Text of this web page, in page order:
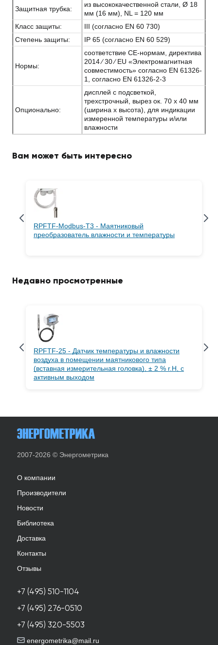
Защитная трубка:
из высококачественной стали, Ø 18
мм (16 мм), NL = 120 мм
Класс защиты:
III (согласно EN 60 730)
Степень защиты:
IP 65 (согласно EN 60 529)
Нормы:
соответствие CE-нормам, директива
2014 ⁄ 30 ⁄ EU «Электромагнитная
совместимость» согласно EN 61326-
1, согласно EN 61326-2-3
Опционально:
дисплей с подсветкой,
трехстрочный, вырез ок. 70 x 40 мм
(ширина x высота), для индикации
измеренной температуры и/или
влажности
Вам может быть интересно
RPFTF-Modbus-T3 - Маятниковый
преобразователь влажности и температуры
Недавно просмотренные
RPFTF-25 - Датчик температуры и влажности
воздуха в помещении маятникового типа
(вставная измерительная головка), ± 2 % r.H, с
активным выходом
2007-2026 © Энергометрика
О компании
Производители
Новости
Библиотека
Доставка
Контакты
Отзывы
+7 (495) 510-1104
+7 (495) 276-0510
+7 (495) 320-5503
energometrika@mail.ru